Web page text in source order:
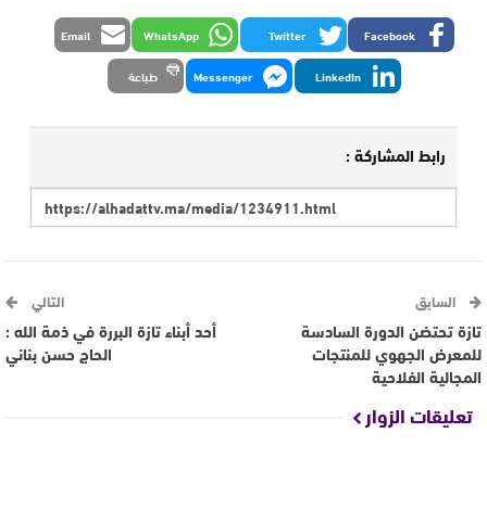
Facebook
Twitter
WhatsApp
Email
LinkedIn
Messenger طباعة
رابط المشاركة :
السابق
تازة تحتضن الدورة السادسة
للمعرض الجهوي للمنتجات
المجالية الفلاحية
التالي
أحد أبناء تازة البررة في ذمة الله :
الحاج حسن بناني
تعليقات الزوار